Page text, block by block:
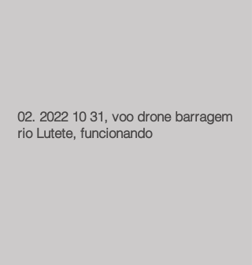
02. 2022 10 31, voo drone barragem
rio Lutete, funcionando